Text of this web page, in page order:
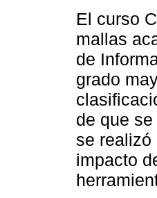
El curso
mallas
de
grado
de que
se realizó
impacto